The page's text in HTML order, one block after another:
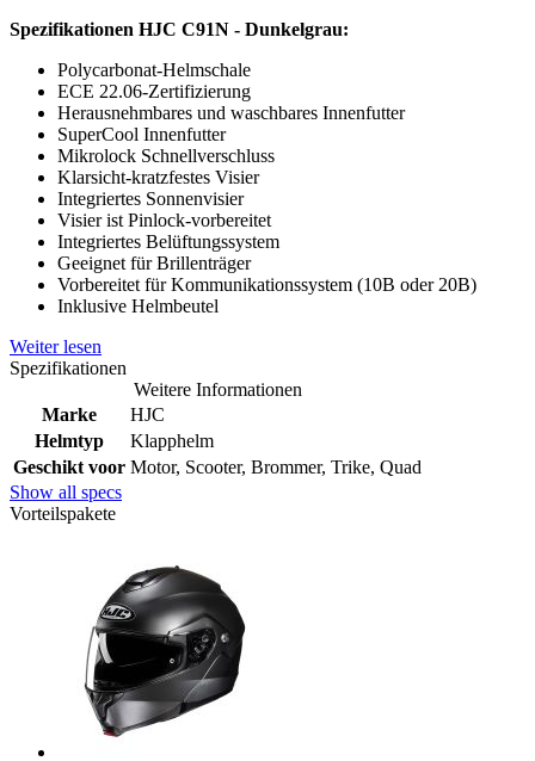
Spezifikationen HJC C91N - Dunkelgrau:
Polycarbonat-Helmschale
ECE 22.06-Zertifizierung
Herausnehmbares und waschbares Innenfutter
SuperCool Innenfutter
Mikrolock Schnellverschluss
Klarsicht-kratzfestes Visier
Integriertes Sonnenvisier
Visier ist Pinlock-vorbereitet
Integriertes Belüftungssystem
Geeignet für Brillenträger
Vorbereitet für Kommunikationssystem (10B oder 20B)
Inklusive Helmbeutel
Weiter lesen
Spezifikationen
Weitere Informationen
Marke
HJC
Helmtyp
Klapphelm
Geschikt voor Motor, Scooter, Brommer, Trike, Quad
Show all specs
Vorteilspakete